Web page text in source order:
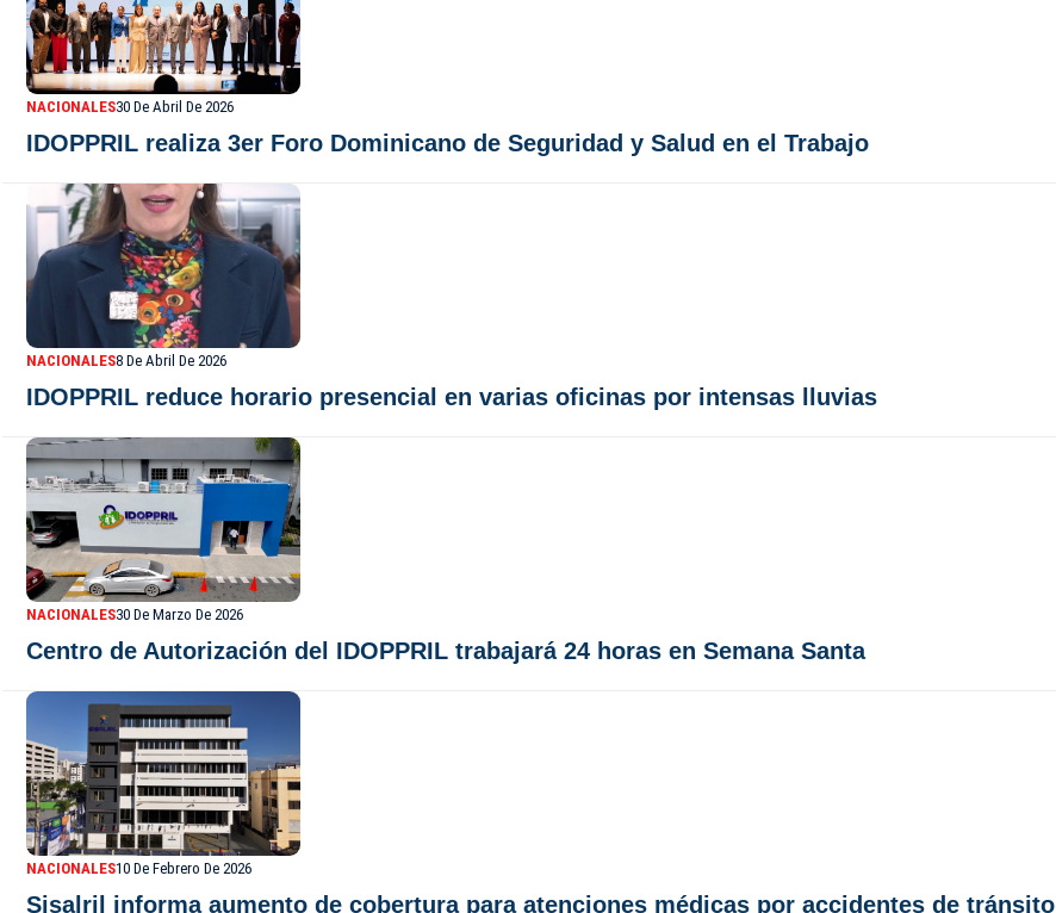
NACIONALES30 De Abril De 2026
IDOPPRIL realiza 3er Foro Dominicano de Seguridad y Salud en el Trabajo
NACIONALES8 De Abril De 2026
IDOPPRIL reduce horario presencial en varias oficinas por intensas lluvias
NACIONALES30 De Marzo De 2026
Centro de Autorización del IDOPPRIL trabajará 24 horas en Semana Santa
NACIONALES10 De Febrero De 2026
Sisalril informa aumento de cobertura para atenciones médicas por accidentes de tránsito